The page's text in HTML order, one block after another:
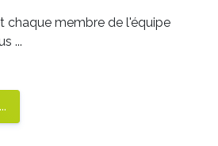
chaque membre de l'équipe
...